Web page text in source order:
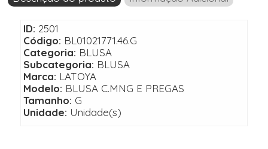
ID: 2501
Código: BL01021771.46.G
Categoria: BLUSA
Subcategoria: BLUSA
Marca: LATOYA
Modelo: BLUSA C.MNG E PREGAS
Tamanho: G
Unidade: Unidade(s)